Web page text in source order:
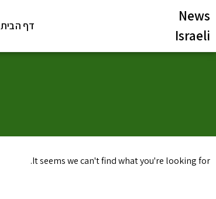
News
Israeli
דף הבית
It seems we can't find what you're looking for.